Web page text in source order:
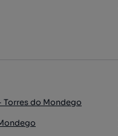
Torres do Mondego